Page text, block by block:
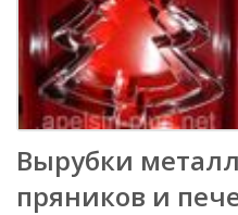
Вырубки
пряников и